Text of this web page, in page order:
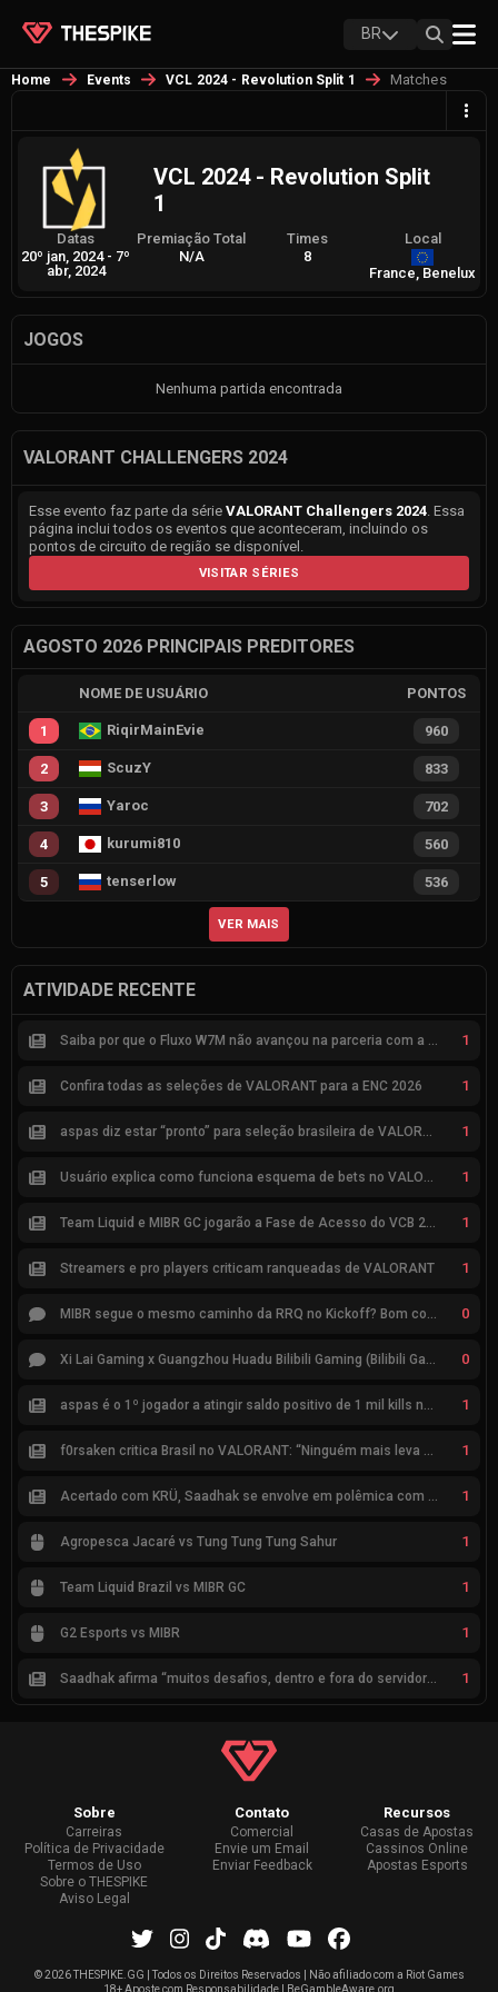
BR
Home Events VCL 2024 - Revolution Split 1 Matches
VCL 2024 - Revolution Split
1
Datas
20º jan, 2024 - 7º
abr, 2024
Premiação Total
N/A
Times
8
Local
France, Benelux
JOGOS
Nenhuma partida encontrada
VALORANT CHALLENGERS 2024
Esse evento faz parte da série VALORANT Challengers 2024. Essa
página inclui todos os eventos que aconteceram, incluindo os
pontos de circuito de região se disponível.
VISITAR SÉRIES
AGOSTO 2026 PRINCIPAIS PREDITORES
NOME DE USUÁRIO PONTOS
1 RiqirMainEvie 960
2 ScuzY 833
3 Yaroc 702
4 kurumi810 560
5 tenserlow 536
VER MAIS
ATIVIDADE RECENTE
Saiba por que o Fluxo W7M não avançou na parceria com a Riot 1
Confira todas as seleções de VALORANT para a ENC 2026 1
aspas diz estar “pronto” para seleção brasileira de VALORANT 1
Usuário explica como funciona esquema de bets no VALORANT 1
Team Liquid e MIBR GC jogarão a Fase de Acesso do VCB 2026 1
Streamers e pro players criticam ranqueadas de VALORANT 1
MIBR segue o mesmo caminho da RRQ no Kickoff? Bom começo, mas risco de eliminação hoje 0
Xi Lai Gaming x Guangzhou Huadu Bilibili Gaming (Bilibili Gaming) 0
aspas é o 1º jogador a atingir saldo positivo de 1 mil kills no VCT 1
f0rsaken critica Brasil no VALORANT: “Ninguém mais leva a sério” 1
Acertado com KRÜ, Saadhak se envolve em polêmica com keznit 1
Agropesca Jacaré vs Tung Tung Tung Sahur 1
Team Liquid Brazil vs MIBR GC 1
G2 Esports vs MIBR 1
Saadhak afirma “muitos desafios, dentro e fora do servidor” sobre a jornada até a classificação 1
Sobre
Carreiras
Política de Privacidade
Termos de Uso
Sobre o THESPIKE
Aviso Legal
Contato
Comercial
Envie um Email
Enviar Feedback
Recursos
Casas de Apostas
Cassinos Online
Apostas Esports
©2026 THESPIKE.GG | Todos os Direitos Reservados | Não afiliado com a Riot Games
18+ Aposte com Responsabilidade | BeGambleAware.org